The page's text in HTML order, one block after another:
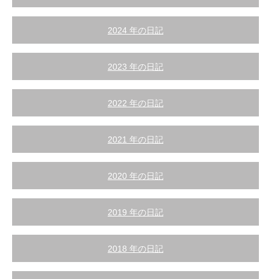
2024 年の日記
2023 年の日記
2022 年の日記
2021 年の日記
2020 年の日記
2019 年の日記
2018 年の日記